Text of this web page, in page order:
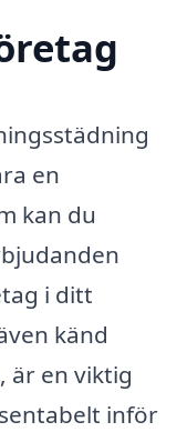
en
kan du
i ditt
känd
är en viktig
inför